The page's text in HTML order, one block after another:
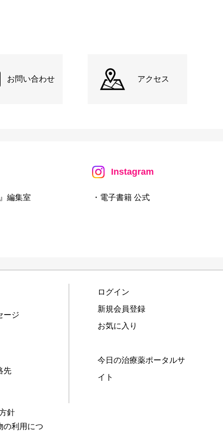
お問い合わせ アクセス
編集室
Instagram
・電子書籍 公式
ージ
先
針
の利用につ
ログイン
新規会員登録
お気に入り
今日の治療薬ポータルサ
イト